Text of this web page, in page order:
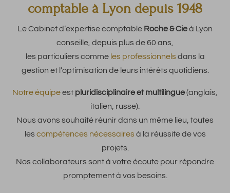
comptable à Lyon depuis 1948
Le Cabinet d’expertise comptable Roche & Cieà Lyon
conseille, depuis plus de 60 ans,
les particuliers comme les professionnelsdans la
gestion et l’optimisation de leurs intérêts quotidiens.
Notre équipeest pluridisciplinaire et multilingue(anglais,
italien, russe).
Nous avons souhaité réunir dans un même lieu, toutes
les compétences nécessairesà la réussite de vos
projets.
Nos collaborateurs sont à votre écoute pour répondre
promptement à vos besoins.